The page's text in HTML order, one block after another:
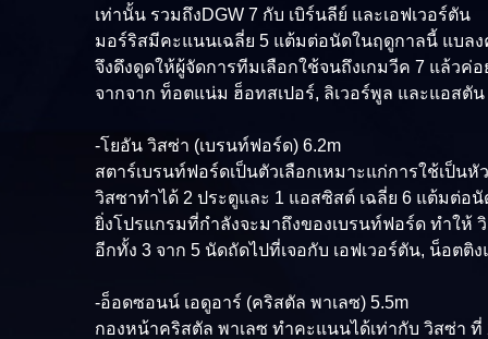
เท่านั้น รวมถึงDGW 7 กับ เบิร์นลีย์ และเอฟเวอร์ตัน
มอร์ริสมีคะแนนเฉลี่ย 5 แต้มต่อนัดในฤดูกาลนี้ แบลง
จึงดึงดูดให้ผู้จัดการทีมเลือกใช้จนถึงเกมวีค 7 แล้วค่
จากจาก ท็อตแน่ม ฮ็อทสเปอร์, ลิเวอร์พูล และแอสตัน
-โยอัน วิสซ่า (เบรนท์ฟอร์ด) 6.2m
สตาร์เบรนท์ฟอร์ดเป็นตัวเลือกเหมาะแก่การใช้เป็
วิสซาทำได้ 2 ประตูและ 1 แอสซิสต์ เฉลี่ย 6 แต้มต่อ
ยิ่งโปรแกรมที่กำลังจะมาถึงของเบรนท์ฟอร์ด ทำให้
อีกทั้ง 3 จาก 5 นัดถัดไปที่เจอกับ เอฟเวอร์ตัน, น็อตติ
-อ็อดซอนน์ เอดูอาร์ (คริสตัล พาเลซ) 5.5m
กองหน้าคริสตัล พาเลซ ทำคะแนนได้เท่ากับ วิสซ่า ที่